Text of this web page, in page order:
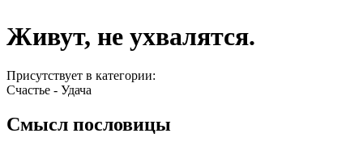
Живут, не ухвалятся.
Присутствует в категории:
Счастье - Удача
Смысл пословицы